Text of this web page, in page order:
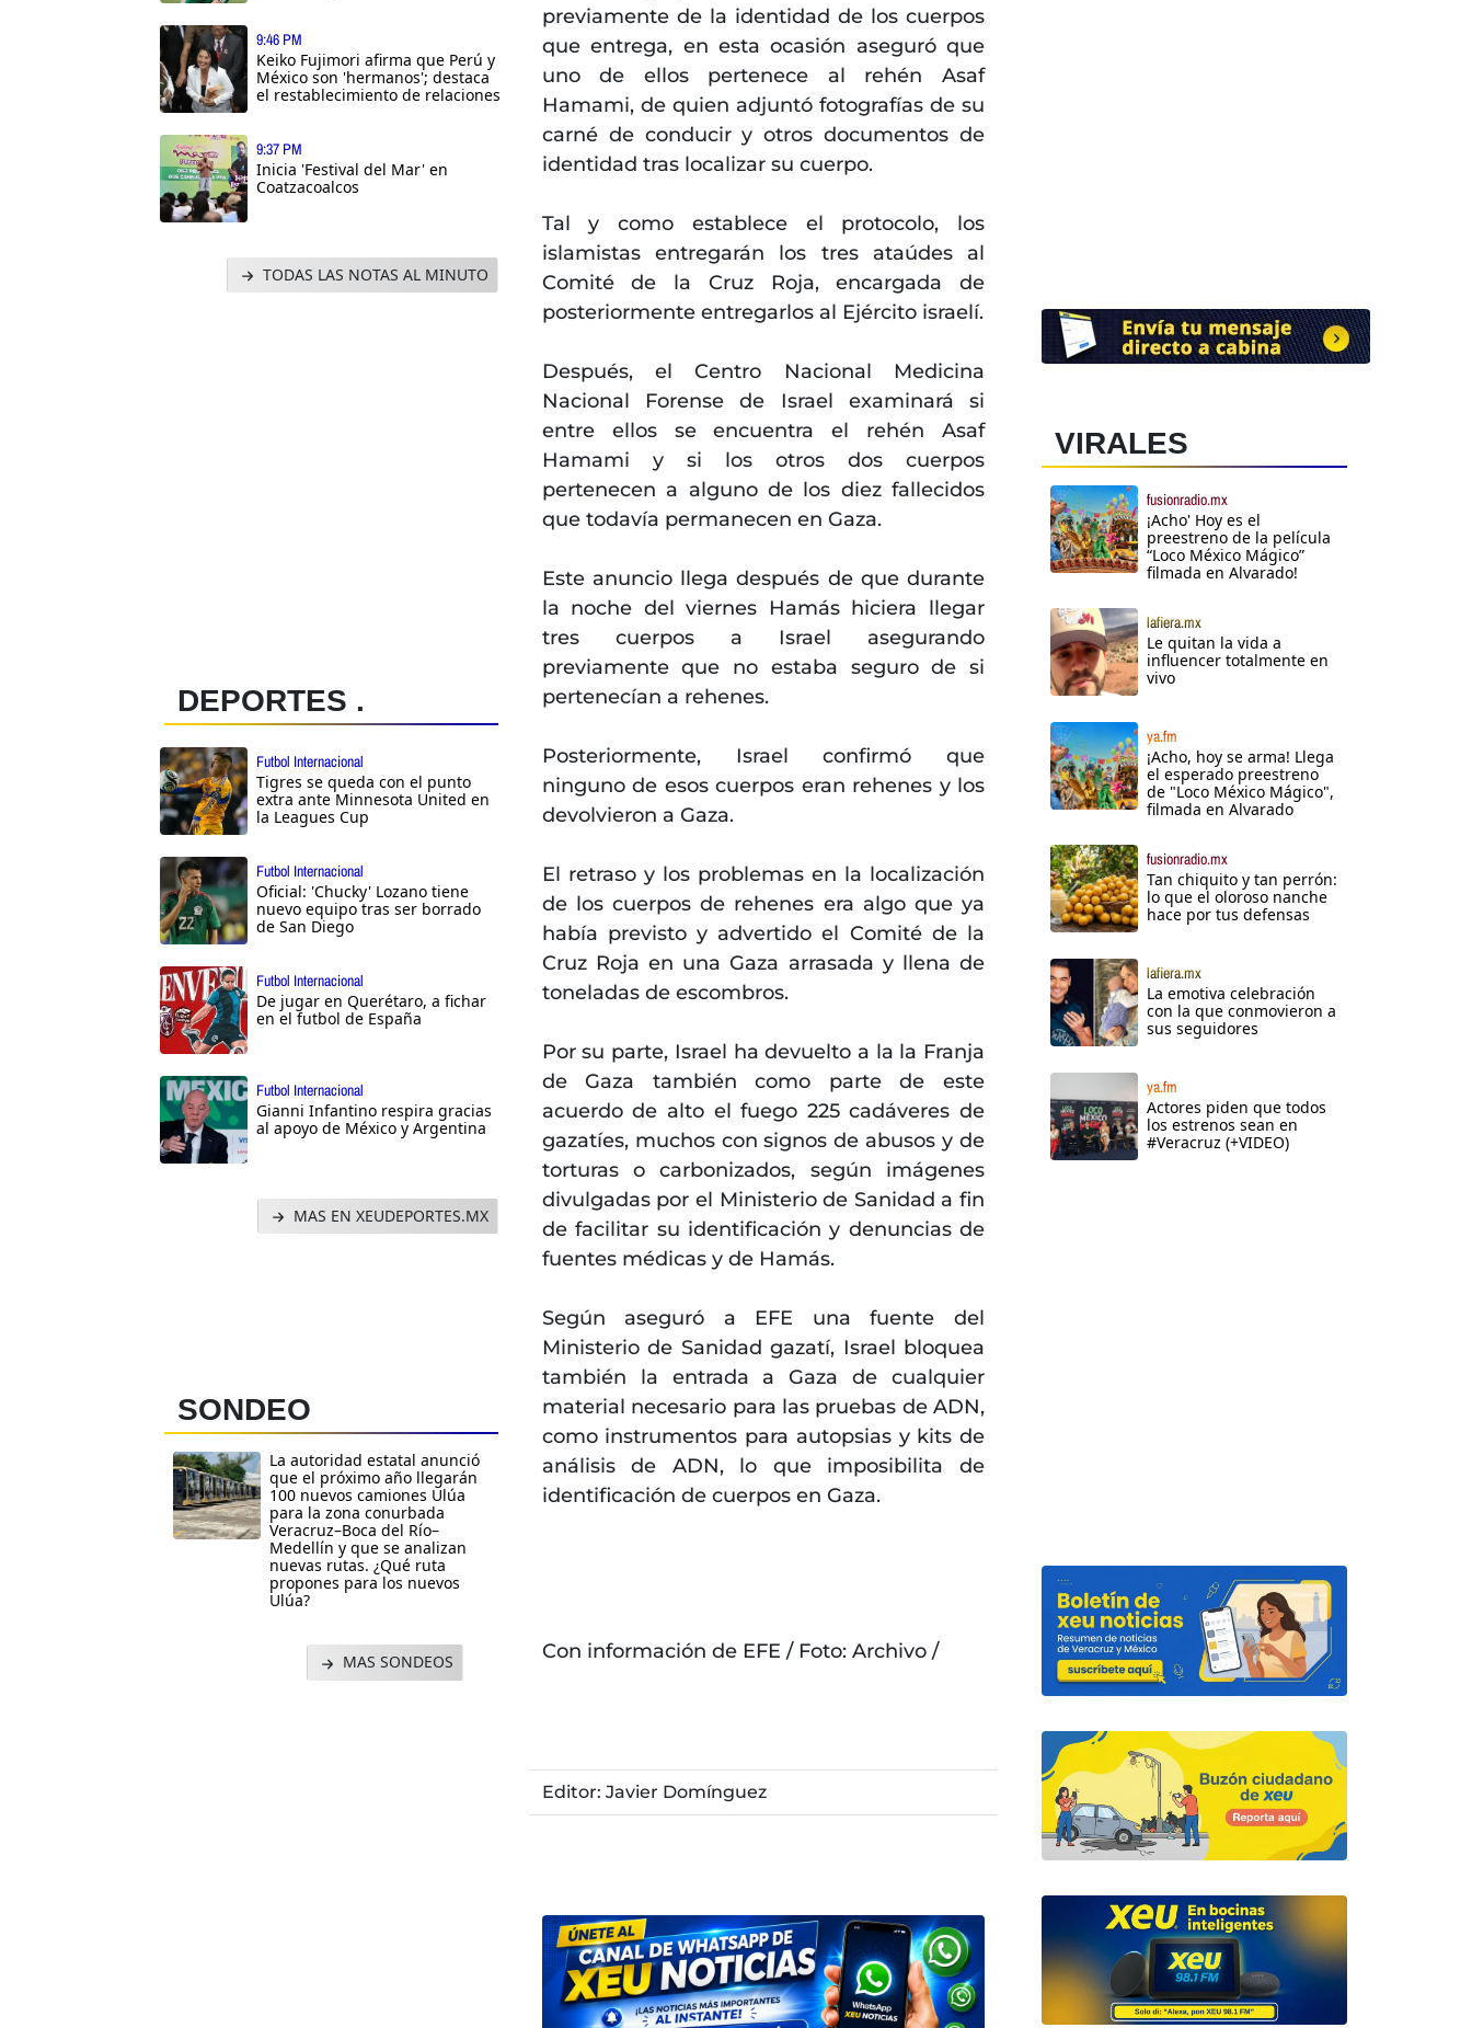
9:46 PM
Keiko Fujimori afirma que Perú y
México son 'hermanos'; destaca
el restablecimiento de relaciones
9:37 PM
Inicia 'Festival del Mar' en
Coatzacoalcos
TODAS LAS NOTAS AL MINUTO
DEPORTES .
Futbol Internacional
Tigres se queda con el punto
extra ante Minnesota United en
la Leagues Cup
Futbol Internacional
Oficial: 'Chucky' Lozano tiene
nuevo equipo tras ser borrado
de San Diego
Futbol Internacional
De jugar en Querétaro, a fichar
en el futbol de España
Futbol Internacional
Gianni Infantino respira gracias
al apoyo de México y Argentina
MAS EN XEUDEPORTES.MX
SONDEO
La autoridad estatal anunció
que el próximo año llegarán
100 nuevos camiones Ulúa
para la zona conurbada
Veracruz–Boca del Río–
Medellín y que se analizan
nuevas rutas. ¿Qué ruta
propones para los nuevos
Ulúa?
MAS SONDEOS
previamente de la identidad de los cuerpos
que entrega, en esta ocasión aseguró que
uno de ellos pertenece al rehén Asaf
Hamami, de quien adjuntó fotografías de su
carné de conducir y otros documentos de
identidad tras localizar su cuerpo.
Tal y como establece el protocolo, los
islamistas entregarán los tres ataúdes al
Comité de la Cruz Roja, encargada de
posteriormente entregarlos al Ejército israelí.
Después, el Centro Nacional Medicina
Nacional Forense de Israel examinará si
entre ellos se encuentra el rehén Asaf
Hamami y si los otros dos cuerpos
pertenecen a alguno de los diez fallecidos
que todavía permanecen en Gaza.
Este anuncio llega después de que durante
la noche del viernes Hamás hiciera llegar
tres cuerpos a Israel asegurando
previamente que no estaba seguro de si
pertenecían a rehenes.
Posteriormente, Israel confirmó que
ninguno de esos cuerpos eran rehenes y los
devolvieron a Gaza.
El retraso y los problemas en la localización
de los cuerpos de rehenes era algo que ya
había previsto y advertido el Comité de la
Cruz Roja en una Gaza arrasada y llena de
toneladas de escombros.
Por su parte, Israel ha devuelto a la la Franja
de Gaza también como parte de este
acuerdo de alto el fuego 225 cadáveres de
gazatíes, muchos con signos de abusos y de
torturas o carbonizados, según imágenes
divulgadas por el Ministerio de Sanidad a fin
de facilitar su identificación y denuncias de
fuentes médicas y de Hamás.
Según aseguró a EFE una fuente del
Ministerio de Sanidad gazatí, Israel bloquea
también la entrada a Gaza de cualquier
material necesario para las pruebas de ADN,
como instrumentos para autopsias y kits de
análisis de ADN, lo que imposibilita de
identificación de cuerpos en Gaza.
Con información de EFE / Foto: Archivo /
Editor: Javier Domínguez
VIRALES
fusionradio.mx
¡Acho' Hoy es el
preestreno de la película
“Loco México Mágico”
filmada en Alvarado!
lafiera.mx
Le quitan la vida a
influencer totalmente en
vivo
ya.fm
¡Acho, hoy se arma! Llega
el esperado preestreno
de "Loco México Mágico",
filmada en Alvarado
fusionradio.mx
Tan chiquito y tan perrón:
lo que el oloroso nanche
hace por tus defensas
lafiera.mx
La emotiva celebración
con la que conmovieron a
sus seguidores
ya.fm
Actores piden que todos
los estrenos sean en
#Veracruz (+VIDEO)